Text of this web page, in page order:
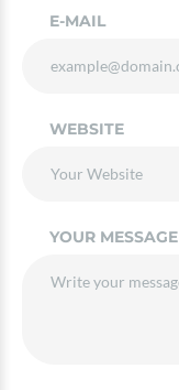
E-MAIL
WEBSITE
YOUR MESSAGE